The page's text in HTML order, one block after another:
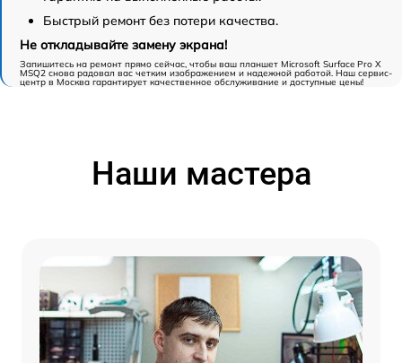
Быстрый ремонт без потери качества.
Не откладывайте замену экрана!
Запишитесь на ремонт прямо сейчас, чтобы ваш планшет Microsoft Surface Pro X
MSQ2 снова радовал вас четким изображением и надежной работой. Наш сервис-
центр в Москва гарантирует качественное обслуживание и доступные цены!
Наши мастера